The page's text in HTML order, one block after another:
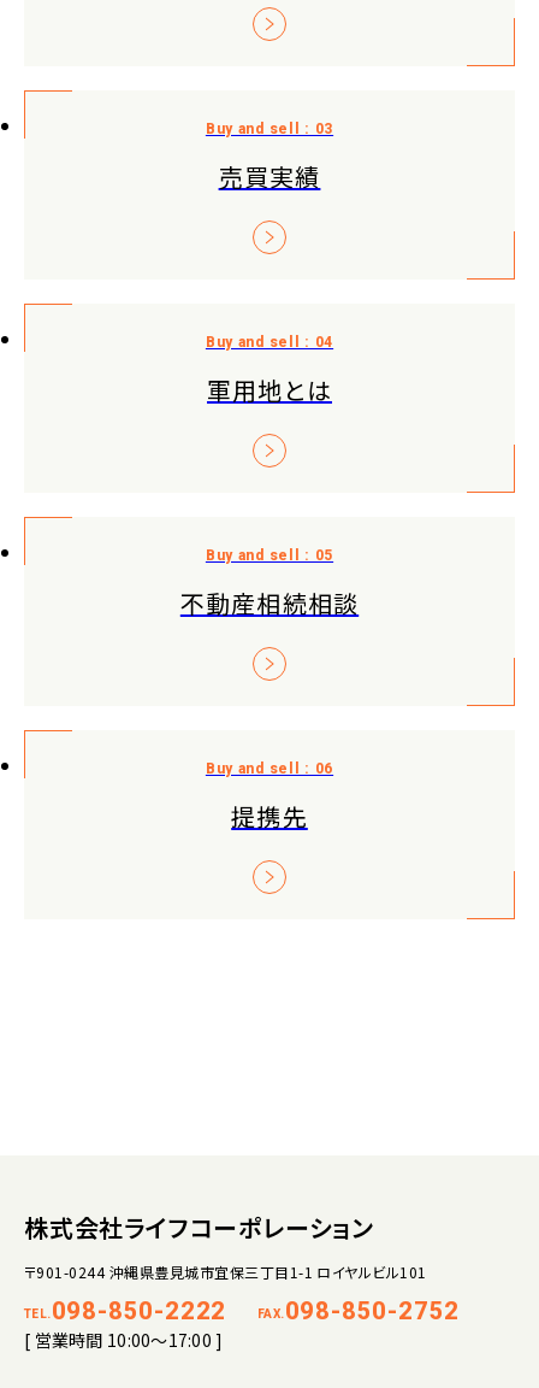
売買実績
軍用地とは
不動産相続相談
提携先
株式会社ライフコーポレーション
〒901-0244 沖縄県豊見城市宜保三丁目1-1 ロイヤルビル101
TEL. 098-850-2222 FAX. 098-850-2752
[ 営業時間 10:00～17:00 ]